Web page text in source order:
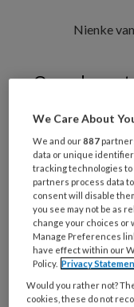
Nienke
Over de
denkt Nienke
groot en
maken.
We Care About
We and our887
data or unique
tracking technologies
partners process data
consent will disable
you see may not be as
change your choices or
Manage Preferences
have effect within our
Policy. Privacy
Would you rather not?
cookies, these do not